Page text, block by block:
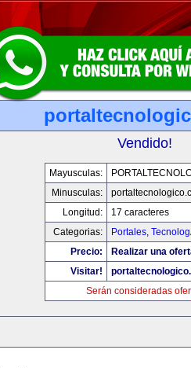
Vendido!
Mayusculas:
Minusculas:
Longitud:
17 caracteres
Categorias:
Portales,
Precio:
Realizar una
Visitar!
Serán consideradas